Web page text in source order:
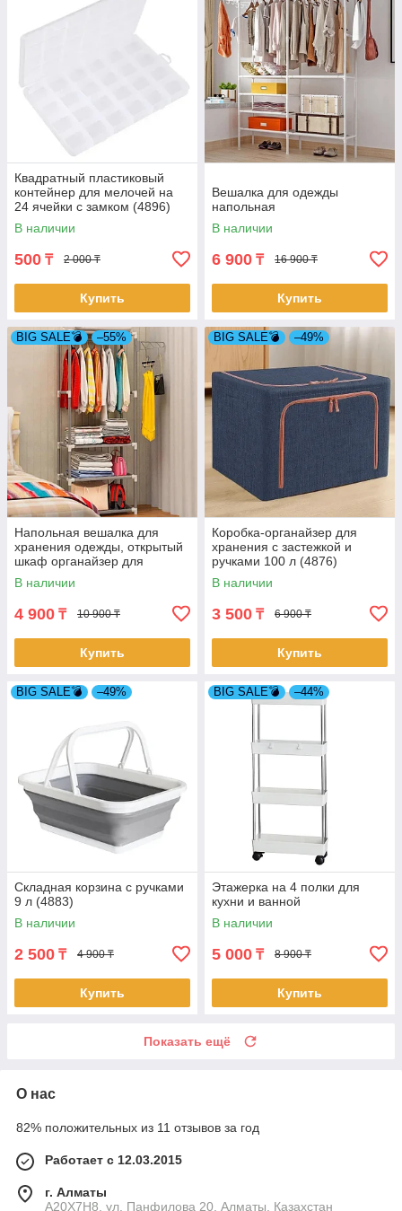
Квадратный пластиковый
контейнер для мелочей на
24 ячейки с замком (4896)
В наличии
500 ₸ 2 000 ₸
Купить
Вешалка для одежды
напольная
В наличии
6 900 ₸ 16 900 ₸
Купить
BIG SALE💣 –55%
Напольная вешалка для
хранения одежды, открытый
шкаф органайзер для
одежды на 4 полки
В наличии
4 900 ₸ 10 900 ₸
Купить
BIG SALE💣 –49%
Коробка-органайзер для
хранения с застежкой и
ручками 100 л (4876)
В наличии
3 500 ₸ 6 900 ₸
Купить
BIG SALE💣 –49%
Складная корзина с ручками
9 л (4883)
В наличии
2 500 ₸ 4 900 ₸
Купить
BIG SALE💣 –44%
Этажерка на 4 полки для
кухни и ванной
В наличии
5 000 ₸ 8 900 ₸
Купить
Показать ещё
О нас
82% положительных из 11 отзывов за год
Работает с 12.03.2015
г. Алматы
A20X7H8, ул. Панфилова 20, Алматы, Казахстан